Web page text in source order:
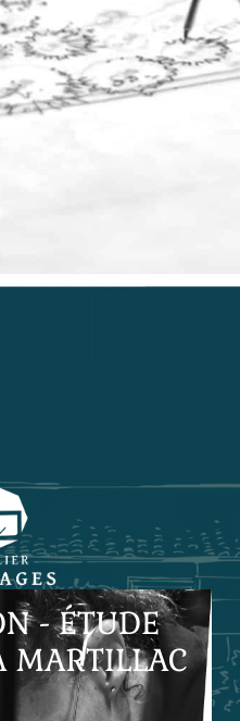
- ÉTUDE
MARTILLAC